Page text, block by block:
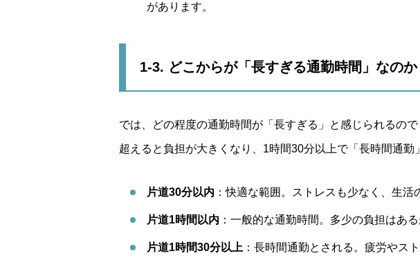
があります。
1-3. どこからが「長すぎる通勤時間」なのか
では、どの程度の通勤時間が「長すぎる」と感じられるの
超えると負担が大きくなり、1時間30分以上で「長時間通勤
片道30分以内 ：快適な範囲。ストレスも少なく、生活
片道1時間以内 ：一般的な通勤時間。多少の負担はある
片道1時間30分以上 ：長時間通勤とされる。疲労やス